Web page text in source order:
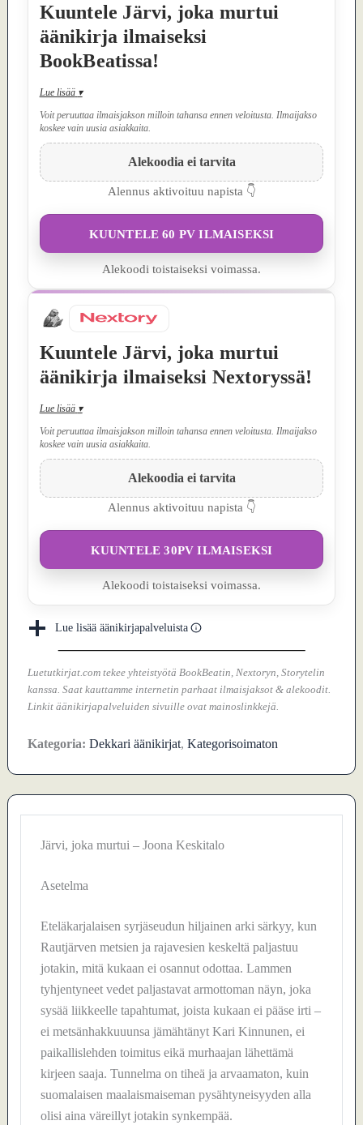
Kuuntele Järvi, joka murtui
äänikirja ilmaiseksi
BookBeatissa!
Lue lisää ▾
Voit peruuttaa ilmaisjakson milloin tahansa ennen veloitusta. Ilmaijakso
koskee vain uusia asiakkaita.
Alekoodia ei tarvita
Alennus aktivoituu napista 👇
KUUNTELE 60 PV ILMAISEKSI
Alekoodi toistaiseksi voimassa.
Kuuntele Järvi, joka murtui
äänikirja ilmaiseksi Nextoryssä!
Lue lisää ▾
Voit peruuttaa ilmaisjakson milloin tahansa ennen veloitusta. Ilmaijakso
koskee vain uusia asiakkaita.
Alekoodia ei tarvita
Alennus aktivoituu napista 👇
KUUNTELE 30PV ILMAISEKSI
Alekoodi toistaiseksi voimassa.
Lue lisää äänikirjapalveluista
Luetutkirjat.com tekee yhteistyötä BookBeatin, Nextoryn, Storytelin
kanssa. Saat kauttamme internetin parhaat ilmaisjaksot & alekoodit.
Linkit äänikirjapalveluiden sivuille ovat mainoslinkkejä.
Kategoria: Dekkari äänikirjat, Kategorisoimaton
Järvi, joka murtui – Joona Keskitalo
Asetelma
Eteläkarjalaisen syrjäseudun hiljainen arki särkyy, kun
Rautjärven metsien ja rajavesien keskeltä paljastuu
jotakin, mitä kukaan ei osannut odottaa. Lammen
tyhjentyneet vedet paljastavat armottoman näyn, joka
sysää liikkeelle tapahtumat, joista kukaan ei pääse irti –
ei metsänhakkuuunsa jämähtänyt Kari Kinnunen, ei
paikallislehden toimitus eikä murhaajan lähettämä
kirjeen saaja. Tunnelma on tiheä ja arvaamaton, kuin
suomalaisen maalaismaiseman pysähtyneisyyden alla
olisi aina väreillyt jotakin synkempää.